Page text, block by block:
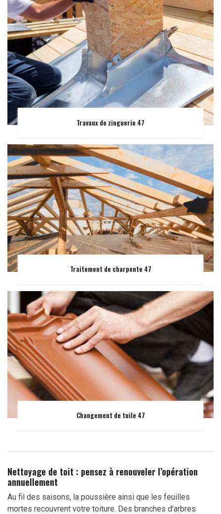
Travaux de zinguerie 47
Traitement de charpente 47
Changement de tuile 47
Nettoyage de toit : pensez à renouveler l’opération
annuellement
Au fil des saisons, la poussière ainsi que les feuilles
mortes recouvrent votre toiture. Des branches d’arbres